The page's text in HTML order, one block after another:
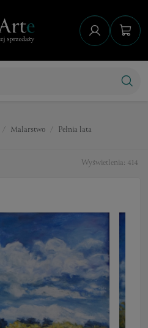
Malarstwo Pełnia lata
Wyświetlenia: 414